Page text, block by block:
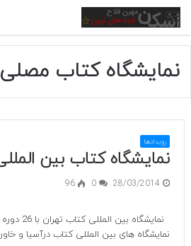
منو
نمایشگاه کتاب مصلی
رویدادها
نمایشگاه کتاب بین
28/03/2014
0
96
نمایشگاه
نمایشگاه های بین المللی کتاب درآسیا و